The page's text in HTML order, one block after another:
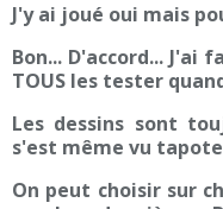
J'y ai joué oui mais
Bon... D'accord...
TOUS les tester
Les dessins sont
s'est même vu
On peut choisir sur